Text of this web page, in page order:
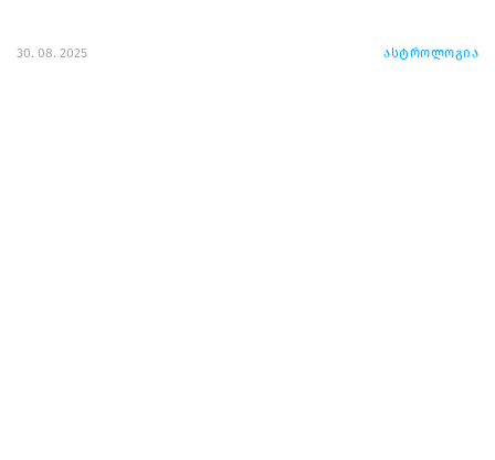
30. 08. 2025 ასტროლოგია